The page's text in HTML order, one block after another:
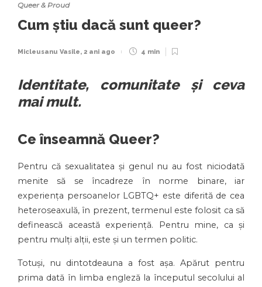
Queer & Proud
Cum știu dacă sunt queer?
Micleusanu Vasile, 2 ani ago 4 min
Identitate, comunitate și ceva
mai mult.
Ce înseamnă Queer?
Pentru că sexualitatea și genul nu au fost niciodată
menite să se încadreze în norme binare, iar
experiența persoanelor LGBTQ+ este diferită de cea
heteroseaxulă, în prezent, termenul este folosit ca să
definească această experiență. Pentru mine, ca și
pentru mulți alții, este și un termen politic.
Totuși, nu dintotdeauna a fost așa. Apărut pentru
prima dată în limba engleză la începutul secolului al